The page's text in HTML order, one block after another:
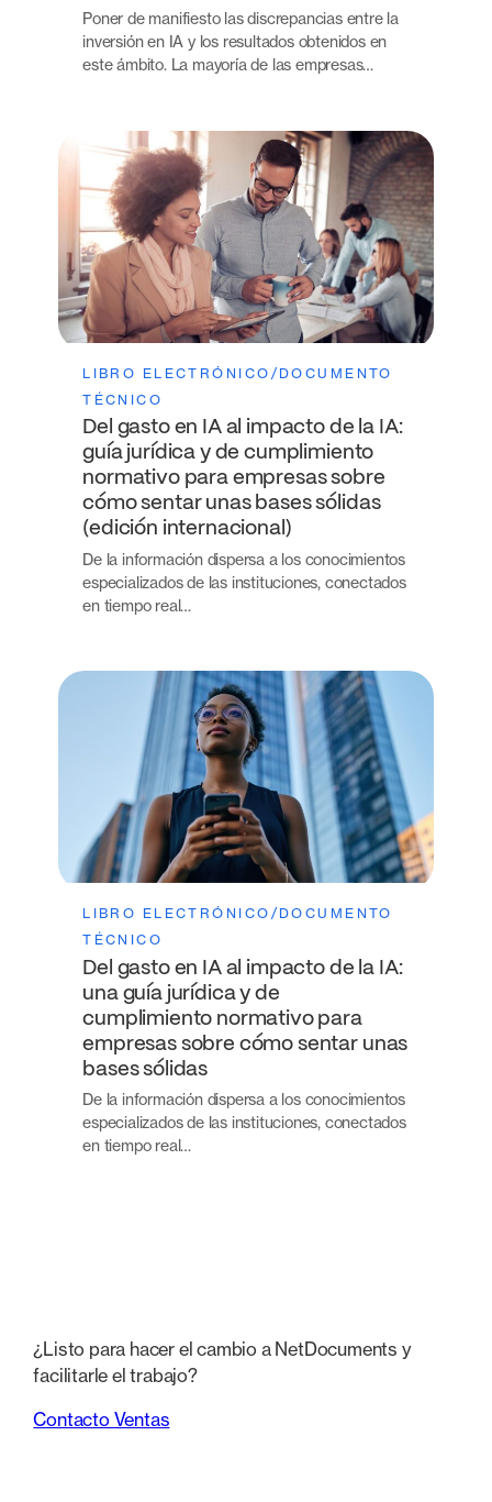
Poner de manifiesto las discrepancias entre la
inversión en IA y los resultados obtenidos en
este ámbito. La mayoría de las empresas…
LIBRO ELECTRÓNICO/DOCUMENTO
TÉCNICO
Del gasto en IA al impacto de la IA:
guía jurídica y de cumplimiento
normativo para empresas sobre
cómo sentar unas bases sólidas
(edición internacional)
De la información dispersa a los conocimientos
especializados de las instituciones, conectados
en tiempo real…
LIBRO ELECTRÓNICO/DOCUMENTO
TÉCNICO
Del gasto en IA al impacto de la IA:
una guía jurídica y de
cumplimiento normativo para
empresas sobre cómo sentar unas
bases sólidas
De la información dispersa a los conocimientos
especializados de las instituciones, conectados
en tiempo real…
¿Listo para hacer el cambio a NetDocuments y
facilitarle el trabajo?
Contacto Ventas